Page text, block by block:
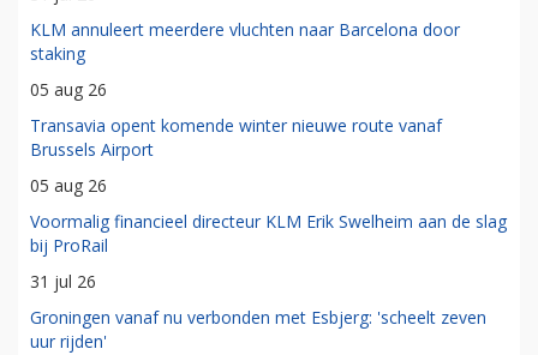
KLM annuleert meerdere vluchten naar Barcelona door
staking
05 aug 26
Transavia opent komende winter nieuwe route vanaf
Brussels Airport
05 aug 26
Voormalig financieel directeur KLM Erik Swelheim aan de slag
bij ProRail
31 jul 26
Groningen vanaf nu verbonden met Esbjerg: 'scheelt zeven
uur rijden'